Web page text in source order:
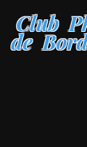
Club
de